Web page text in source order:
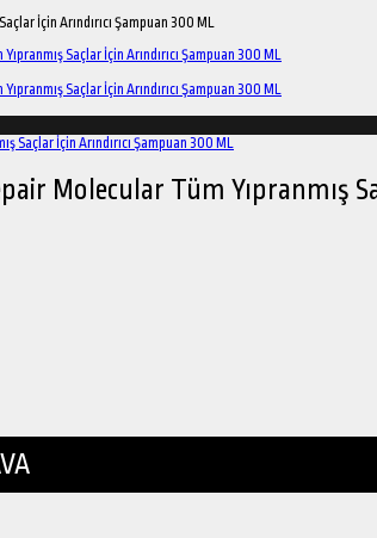
İçin Arındırıcı Şampuan 300 ML
Molecular Tüm Yıpranmış